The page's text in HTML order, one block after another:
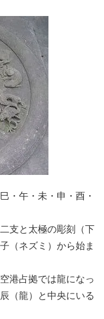
・午・未・申・酉・
支と太極の彫刻（下
（ネズミ）から始ま
港占拠では龍になっ
（龍）と中央にいる